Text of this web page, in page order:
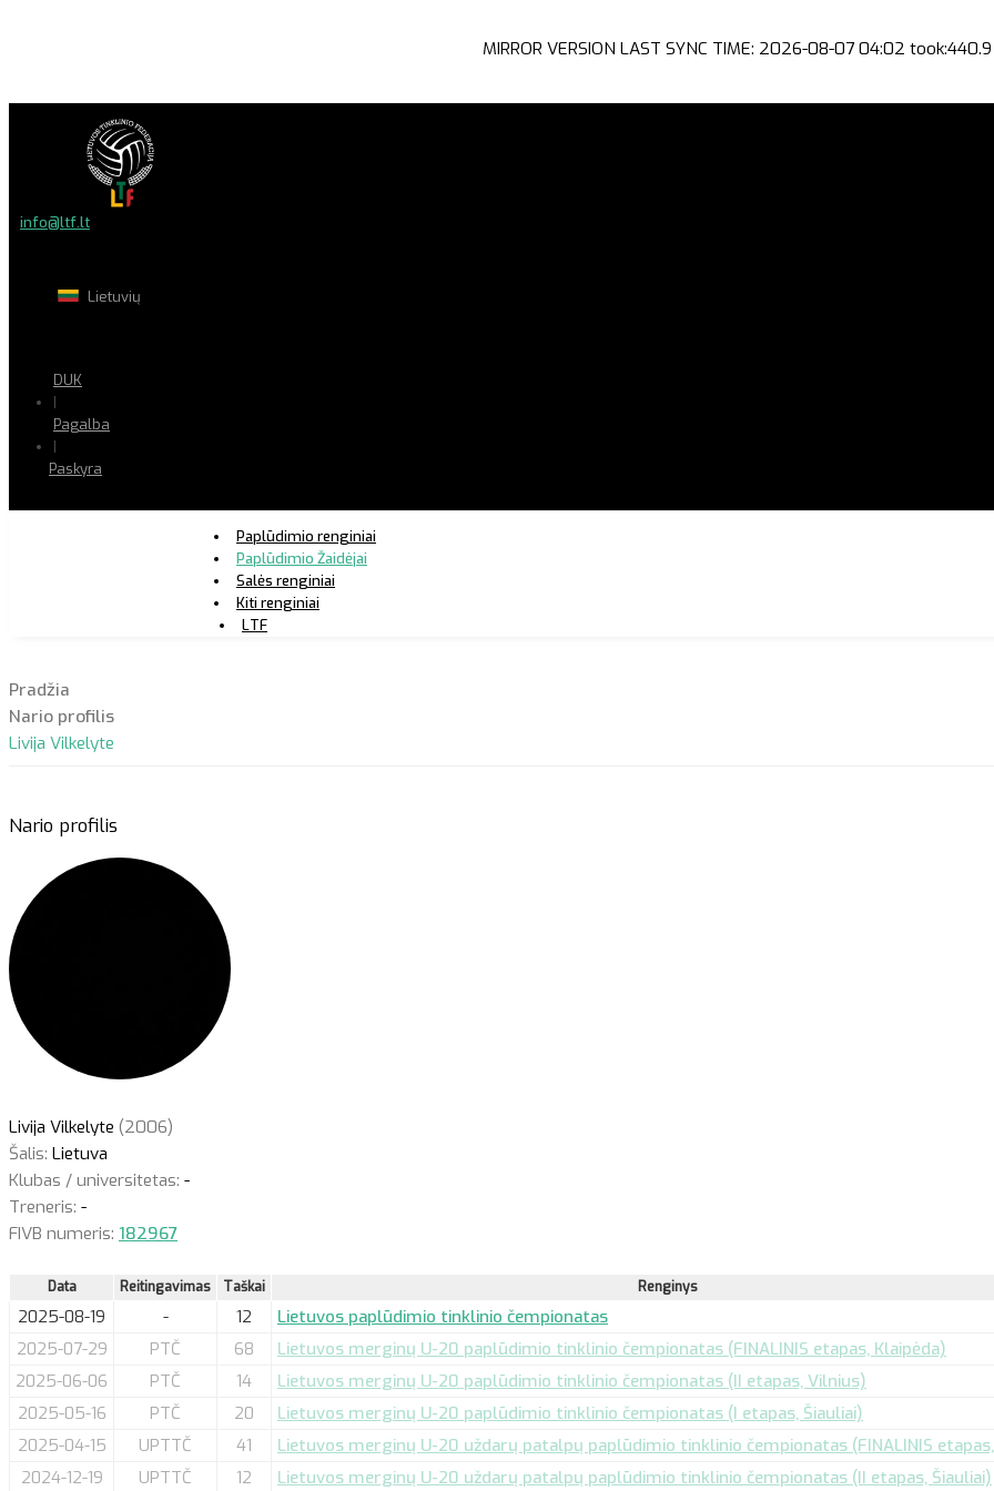
MIRROR VERSION LAST SYNC TIME: 2026-08-07 04:02
info@ltf.lt
Lietuvių
DUK
|
Pagalba
|
Paskyra
Paplūdimio renginiai
Paplūdimio Žaidėjai
Salės renginiai
Kiti renginiai
LTF
Pradžia
Nario profilis
Livija Vilkelyte
Nario profilis
Livija Vilkelyte (2006)
Šalis: Lietuva
Klubas / universitetas: -
Treneris: -
FIVB numeris: 182967
Data Reitingavimas Taškai Renginys
2025-08-19 - 12
Lietuvos paplūdimio tinklinio čempionatas
2025-07-29
PTČ 68
Lietuvos merginų U-20 paplūdimio tinklinio čempionatas (FINALINIS etapas, Klaipėda)
2025-06-06
PTČ 14
Lietuvos merginų U-20 paplūdimio tinklinio čempionatas (II etapas, Vilnius)
2025-05-16
PTČ 20
Lietuvos merginų U-20 paplūdimio tinklinio čempionatas (I etapas, Šiauliai)
2025-04-15
UPTTČ 41
Lietuvos merginų U-20 uždarų patalpų paplūdimio tinklinio čempionatas (FINALINIS
2024-12-19
UPTTČ 12
Lietuvos merginų U-20 uždarų patalpų paplūdimio tinklinio čempionatas (II etapas, Šiauliai)